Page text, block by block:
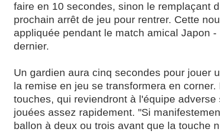
faire en 10 secondes, sinon le remplaçant
prochain arrêt de jeu pour rentrer. Cette
appliquée pendant le match amical Japon
dernier.
Un gardien aura cinq secondes pour jouer
la remise en jeu se transformera en
touches, qui reviendront à l'équipe
jouées assez rapidement. "Si
ballon à deux ou trois avant que la touche